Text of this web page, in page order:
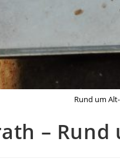
Rund um
–